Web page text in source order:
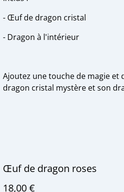
- Œuf de dragon cristal
- Dragon à l'intérieur
Ajoutez une touche de magie
dragon cristal mystère et son
Œuf de dragon roses
18,00 €